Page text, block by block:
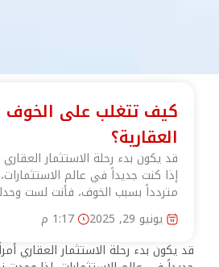
كيف تتغلب على الخوف
العقارية؟
قد يكون بدء رحلة الاستثمار
إذا كنت جديداً في عالم
متردداً بسبب الخوف، فأنت لست
يونيو 29, 2025
1:17 م
قد يكون بدء رحلة الاستثمار العقاري